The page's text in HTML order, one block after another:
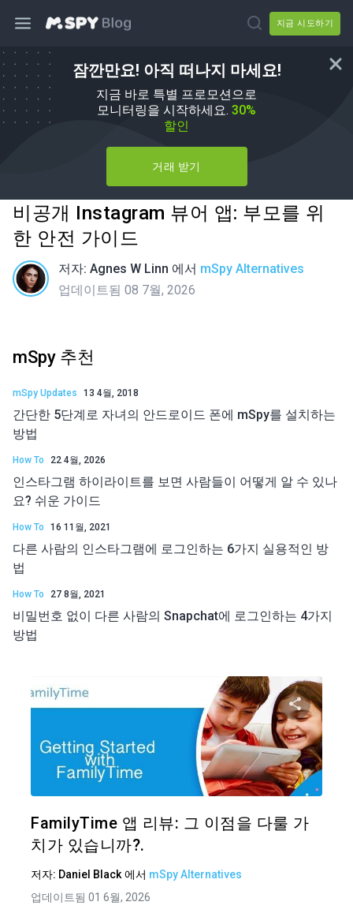
지금 시도하기
잠깐만요! 아직 떠나지 마세요!
지금 바로 특별 프로모션으로
모니터링을 시작하세요. 30%
할인
거래 받기
비공개 Instagram 뷰어 앱: 부모를 위
한 안전 가이드
저자: Agnes W Linn 에서 mSpy Alternatives
업데이트됨 08 7월, 2026
mSpy 추천
mSpy Updates 13 4월, 2018
간단한 5단계로 자녀의 안드로이드 폰에 mSpy를 설치하는
방법
How To 22 4월, 2026
인스타그램 하이라이트를 보면 사람들이 어떻게 알 수 있나
요? 쉬운 가이드
How To 16 11월, 2021
다른 사람의 인스타그램에 로그인하는 6가지 실용적인 방
법
How To 27 8월, 2021
비밀번호 없이 다른 사람의 Snapchat에 로그인하는 4가지
방법
이 기
FamilyTime 앱 리뷰: 그 이점을 다룰 가
치가 있습니까?.
저자: Daniel Black 에서 mSpy Alternatives
업데이트됨 01 6월, 2026